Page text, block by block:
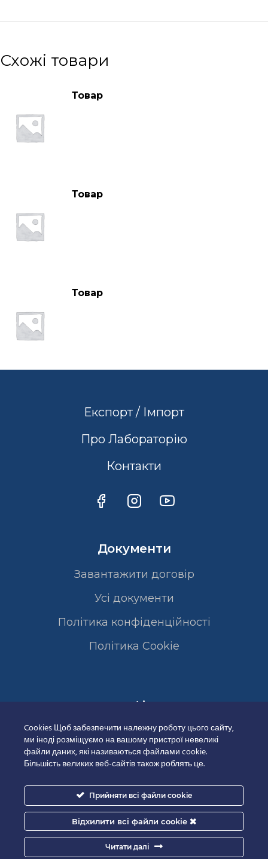
Схожі товари
Товар
Товар
Товар
Експорт / Імпорт
Про Лабораторію
Контакти
Документи
Завантажити договір
Усі документи
Політика конфіденційності
Полiтика Cookie
Сертифікати
Cookies Щоб забезпечити належну роботу цього сайту,
ми іноді розміщуємо на вашому пристрої невеликі
файли даних, які називаються файлами cookie.
Більшість великих веб-сайтів також роблять це.
Прийняти всі файли cookie
Відхилити всі файли cookie
Читати далі